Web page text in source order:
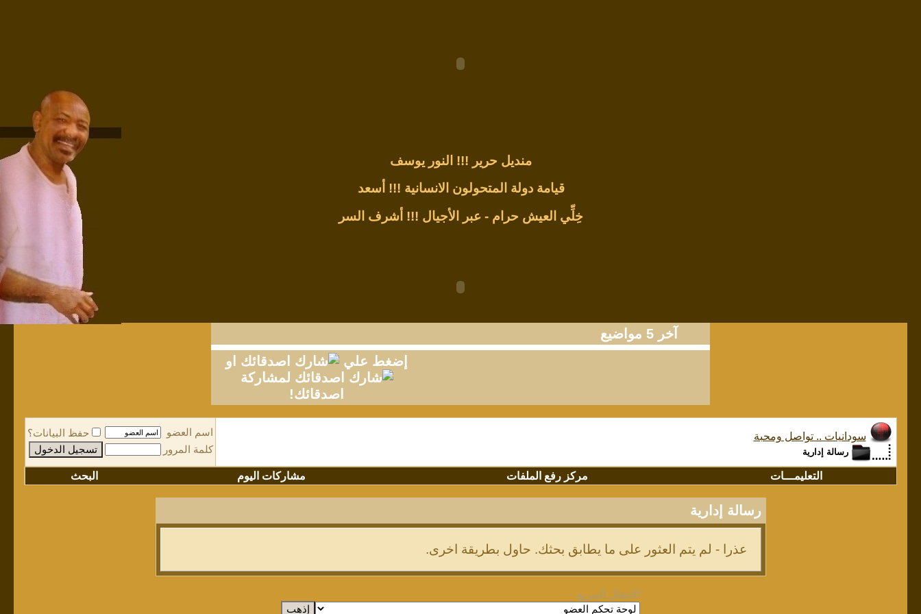
منديل حرير !!! النور يوسف
قيامة دولة المتحولون الانسانية !!! أسعد
خِلِّي العيش حرام - عبر الأجيال !!! أشرف السر
آخر 5 مواضيع
إضغط علي
او
لمشاركة
اصدقائك!
سودانيات .. تواصل ومحبة
رسالة إدارية
اسم العضو
حفظ البيانات؟
كلمة المرور
التعليمـــات مركز رفع الملفات مشاركات اليوم البحث
رسالة إدارية
عذرا - لم يتم العثور على ما يطابق بحثك. حاول بطريقة اخرى.
الانتقال السريع